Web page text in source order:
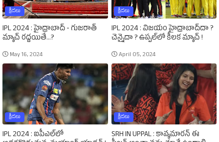
క్రీడలు
IPL 2024 : హైద్రాబాద్‌ - గుజరాత్‌
మ్యాచ్‌ రద్దయితే...?
May 16, 2024
క్రీడలు
IPL 2024 : విజయం హైద్రాబాద్‌దా ?
చెన్నైదా ? ఉప్పల్‌లో కీలక మ్యాచ్‌ !
April 05, 2024
క్రీడలు
IPL 2024 : ఐపీఎల్‌లో
క్రీడలు
SRH IN UPPAL : కావ్యమారన్‌ ఈ